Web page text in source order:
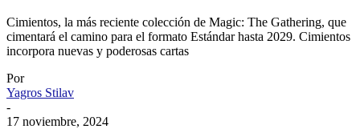
Cimientos, la más reciente colección de Magic: The Gathering, que
cimentará el camino para el formato Estándar hasta 2029. Cimientos
incorpora nuevas y poderosas cartas
Por
Yagros Stilav
-
17 noviembre, 2024